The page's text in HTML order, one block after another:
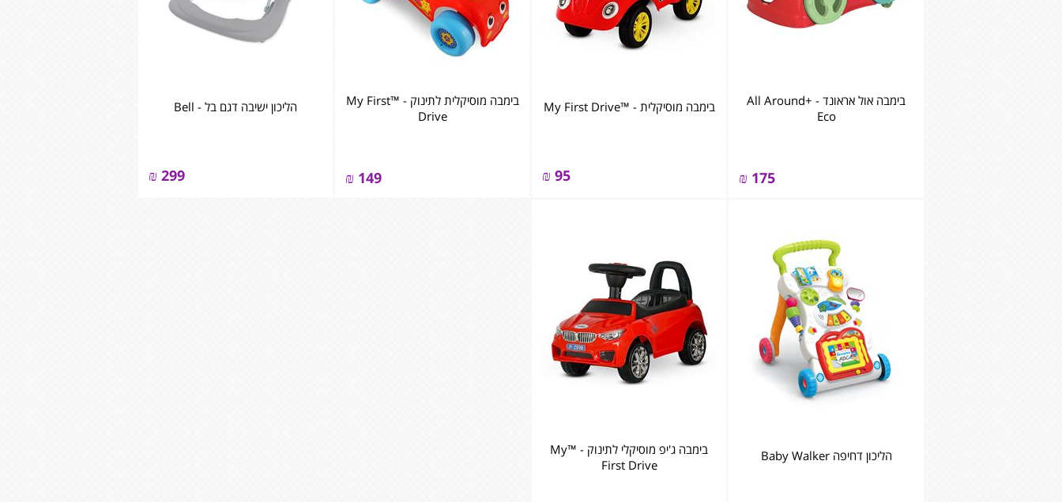
בימבה אול אראונד - +All Around
Eco
175
₪
בימבה מוסיקלית - ™My First Drive
95
₪
בימבה מוסיקלית לתינוק - ™My First
Drive
149
₪
הליכון ישיבה דגם בל - Bell
299
₪
הליכון דחיפה Baby Walker
בימבה ג'יפ מוסיקלי לתינוק - ™My
First Drive